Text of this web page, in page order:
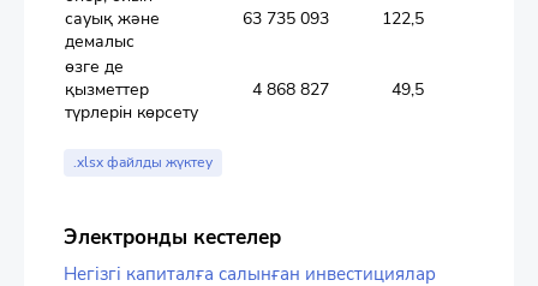
сауық және
демалыс
63 735 093 122,5
өзге де
қызметтер
түрлерін көрсету
4 868 827 49,5
.xlsx файлды жүктеу
Электронды кестелер
Негізгі капиталға салынған инвестициялар